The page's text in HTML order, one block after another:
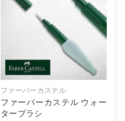
ファーバーカステル
ファーバーカステル ウォー
ターブラシ